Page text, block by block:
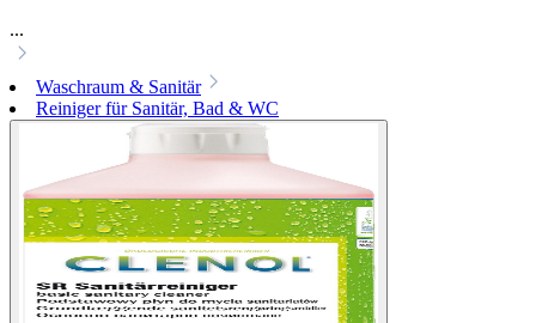
...
Waschraum & Sanitär
Reiniger für Sanitär, Bad & WC